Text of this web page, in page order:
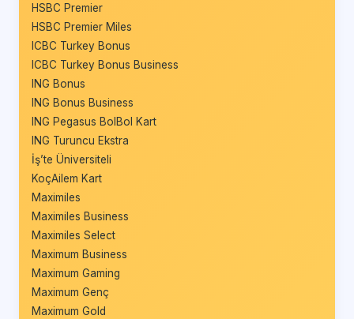
HSBC Premier
HSBC Premier Miles
ICBC Turkey Bonus
ICBC Turkey Bonus Business
ING Bonus
ING Bonus Business
ING Pegasus BolBol Kart
ING Turuncu Ekstra
İş’te Üniversiteli
KoçAilem Kart
Maximiles
Maximiles Business
Maximiles Select
Maximum Business
Maximum Gaming
Maximum Genç
Maximum Gold